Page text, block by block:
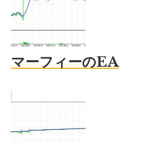
マーフィーのEA